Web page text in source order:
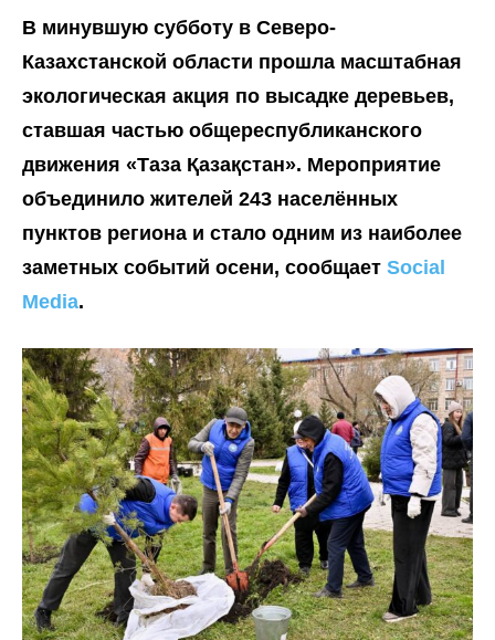
В минувшую субботу в Северо-
Казахстанской области прошла масштабная
экологическая акция по высадке деревьев,
ставшая частью общереспубликанского
движения «Таза Қазақстан». Мероприятие
объединило жителей 243 населённых
пунктов региона и стало одним из наиболее
заметных событий осени, сообщает Social
Media.